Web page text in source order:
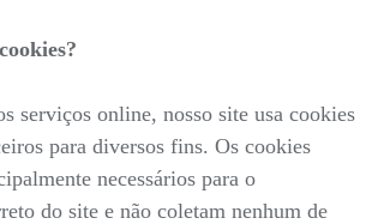
serviços online, nosso site usa cookies
para diversos fins. Os cookies
necessários para o
do site e não coletam nenhum de